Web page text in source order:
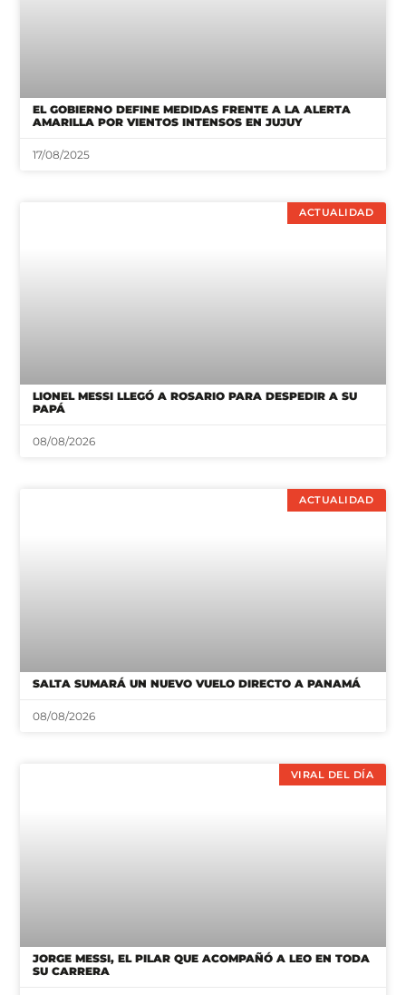
EL GOBIERNO DEFINE MEDIDAS FRENTE A LA ALERTA
AMARILLA POR VIENTOS INTENSOS EN JUJUY
17/08/2025
ACTUALIDAD
LIONEL MESSI LLEGÓ A ROSARIO PARA DESPEDIR A SU
PAPÁ
08/08/2026
ACTUALIDAD
SALTA SUMARÁ UN NUEVO VUELO DIRECTO A PANAMÁ
08/08/2026
VIRAL DEL DÍA
JORGE MESSI, EL PILAR QUE ACOMPAÑÓ A LEO EN TODA
SU CARRERA